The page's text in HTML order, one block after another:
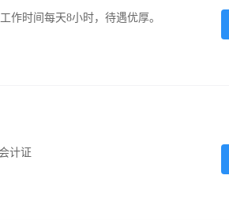
作时间每天8小时，待遇优厚。
计证